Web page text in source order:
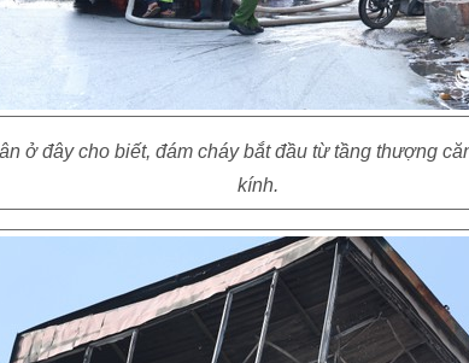
ở đây cho biết, đám cháy bắt đầu từ tầng thượng
kính.